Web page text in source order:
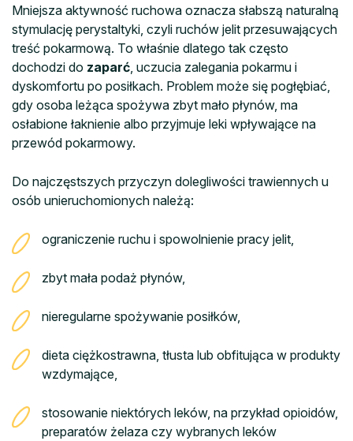
Mniejsza aktywność ruchowa oznacza słabszą naturalną
stymulację perystaltyki, czyli ruchów jelit przesuwających
treść pokarmową. To właśnie dlatego tak często
dochodzi do zaparć , uczucia zalegania pokarmu i
dyskomfortu po posiłkach. Problem może się pogłębiać,
gdy osoba leżąca spożywa zbyt mało płynów, ma
osłabione łaknienie albo przyjmuje leki wpływające na
przewód pokarmowy.
Do najczęstszych przyczyn dolegliwości trawiennych u
osób unieruchomionych należą:
ograniczenie ruchu i spowolnienie pracy jelit,
zbyt mała podaż płynów,
nieregularne spożywanie posiłków,
dieta ciężkostrawna, tłusta lub obfitująca w produkty
wzdymające,
stosowanie niektórych leków, na przykład opioidów,
preparatów żelaza czy wybranych leków